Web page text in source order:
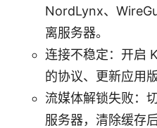
NordLynx、
离服务器。
连接不稳定：开启
的协议、更新应用版
流媒体解锁失败：
服务器，清除缓存